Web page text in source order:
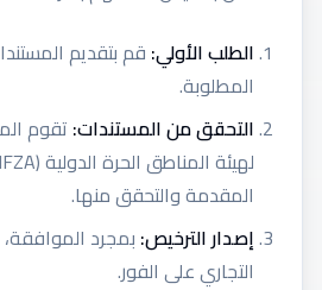
الطلب الأولي: قم بتقديم
المطلوبة.
التحقق من المستندات: تقوم
المقدمة والتحقق منها.
إصدار الترخيص: بمجرد الموافقة،
التجاري على الفور.